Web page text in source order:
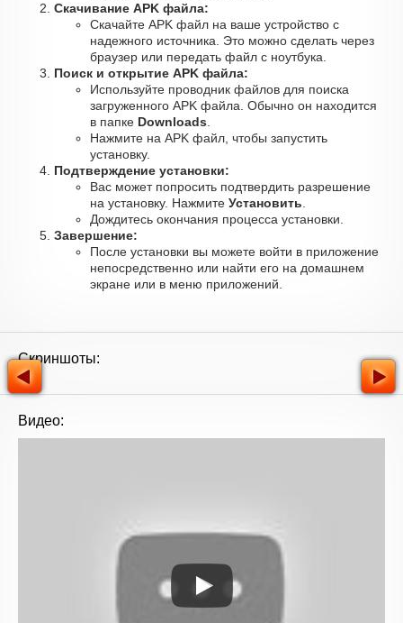
Скачивание APK файла:
Скачайте APK файл на ваше устройство с
надежного источника. Это можно сделать через
браузер или передать файл с ноутбука.
Поиск и открытие APK файла:
Используйте проводник файлов для поиска
загруженного APK файла. Обычно он находится
в папке Downloads
Нажмите на APK файл, чтобы запустить
установку.
Подтверждение установки:
Вас может попросить подтвердить разрешение
на установку. Нажмите Установить
Дождитесь окончания процесса установки.
Завершение:
После установки вы можете войти в приложение
непосредственно или найти его на домашнем
экране или в меню приложений.
Скриншоты:
Видео: